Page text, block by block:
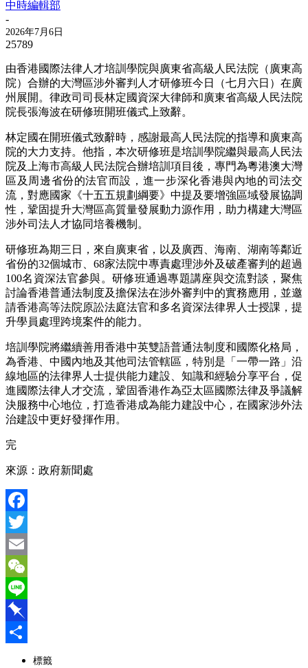
中時編輯部
-
2026年7月6日
25789
由香港國際法律人才培訓學院與廣東省高級人民法院（廣東高
院）合辦的大灣區涉外審判人才研修班今日（七月六日）在廣
州展開。律政司司長林定國資深大律師和廣東省高級人民法院
院長張海波在研修班開班儀式上致辭。
林定國在開班儀式致辭時，感謝最高人民法院的指導和廣東高
院的大力支持。他指，本次研修班是培訓學院繼與最高人民法
院及上海市高級人民法院合辦培訓項目後，專門為粵港澳大灣
區及周邊省份的法官而設，進一步深化香港與內地的司法交
流，對應國家《十五五規劃綱要》中提及要增強區域發展協調
性，鞏固提升大灣區高質量發展動力源作用，助力構建大灣區
涉外司法人才協同培養機制。
研修班為期三日，來自廣東省，以及廣西、海南、湖南等鄰近
省份的32個城市、68家法院中專責處理涉外及破產審判的超過
100名資深法官參與。研修班通過專題講座與交流對談，聚焦
討論香港普通法制度及擔保法在涉外審判中的實務應用，並邀
請香港高等法院原訟法庭法官和多名資深法律界人士授課，提
升學員處理跨境案件的能力。
培訓學院將繼續善用香港中英雙語普通法制度和國際化格局，
為香港、中國內地及其他司法管轄區，特別是「一帶一路」沿
線地區的法律界人士提供能力建設、知識和經驗分享平台，促
進國際法律人才交流，鞏固香港作為亞太區國際法律及爭議解
決服務中心地位，打造香港成為能力建設中心，在國家涉外法
治建設中更好發揮作用。
完
來源：政府新聞處
Facebook
Twitter
Email
WeChat
Line
Pinboard
標籤